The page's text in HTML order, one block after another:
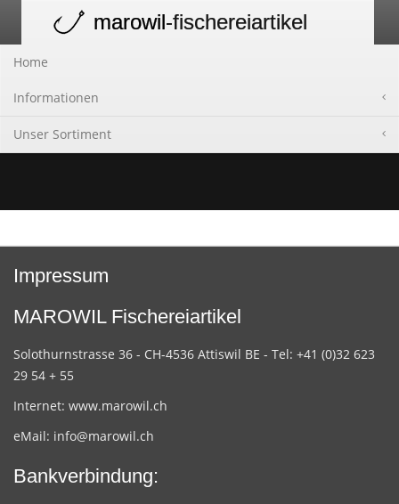
navigation
marowil-fischereiartikel
Home
Informationen
Unser Sortiment
Impressum
MAROWIL Fischereiartikel
Solothurnstrasse 36 - CH-4536 Attiswil BE - Tel: +41 (0)32 623
29 54 + 55
Internet: www.marowil.ch
eMail: info@marowil.ch
Bankverbindung: